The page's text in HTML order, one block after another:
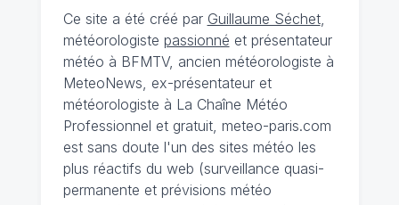
Ce site a été créé par Guillaume Séchet,
météorologiste passionné et présentateur
météo à BFMTV, ancien météorologiste à
MeteoNews, ex-présentateur et
météorologiste à La Chaîne Météo
Professionnel et gratuit, meteo-paris.com
est sans doute l'un des sites météo les
plus réactifs du web (surveillance quasi-
permanente et prévisions météo